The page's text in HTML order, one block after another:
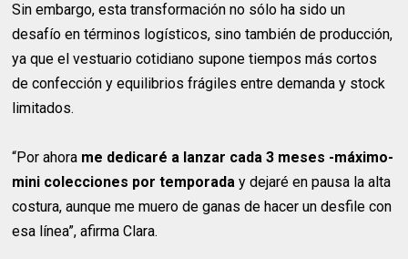
Sin embargo, esta transformación no sólo ha sido un
desafío en términos logísticos, sino también de producción,
ya que el vestuario cotidiano supone tiempos más cortos
de confección y equilibrios frágiles entre demanda y stock
limitados.
“Por ahora me dedicaré a lanzar cada 3 meses -máximo-
mini colecciones por temporada y dejaré en pausa la alta
costura, aunque me muero de ganas de hacer un desfile con
esa línea”, afirma Clara.